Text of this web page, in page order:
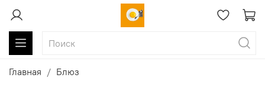
Главная Блюз